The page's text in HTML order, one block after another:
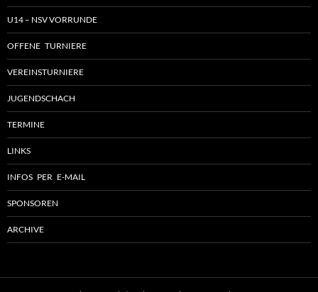
U14 – NSV VORRUNDE
OFFENE TURNIERE
VEREINSTURNIERE
JUGENDSCHACH
TERMINE
LINKS
INFOS PER E-MAIL
SPONSOREN
ARCHIVE